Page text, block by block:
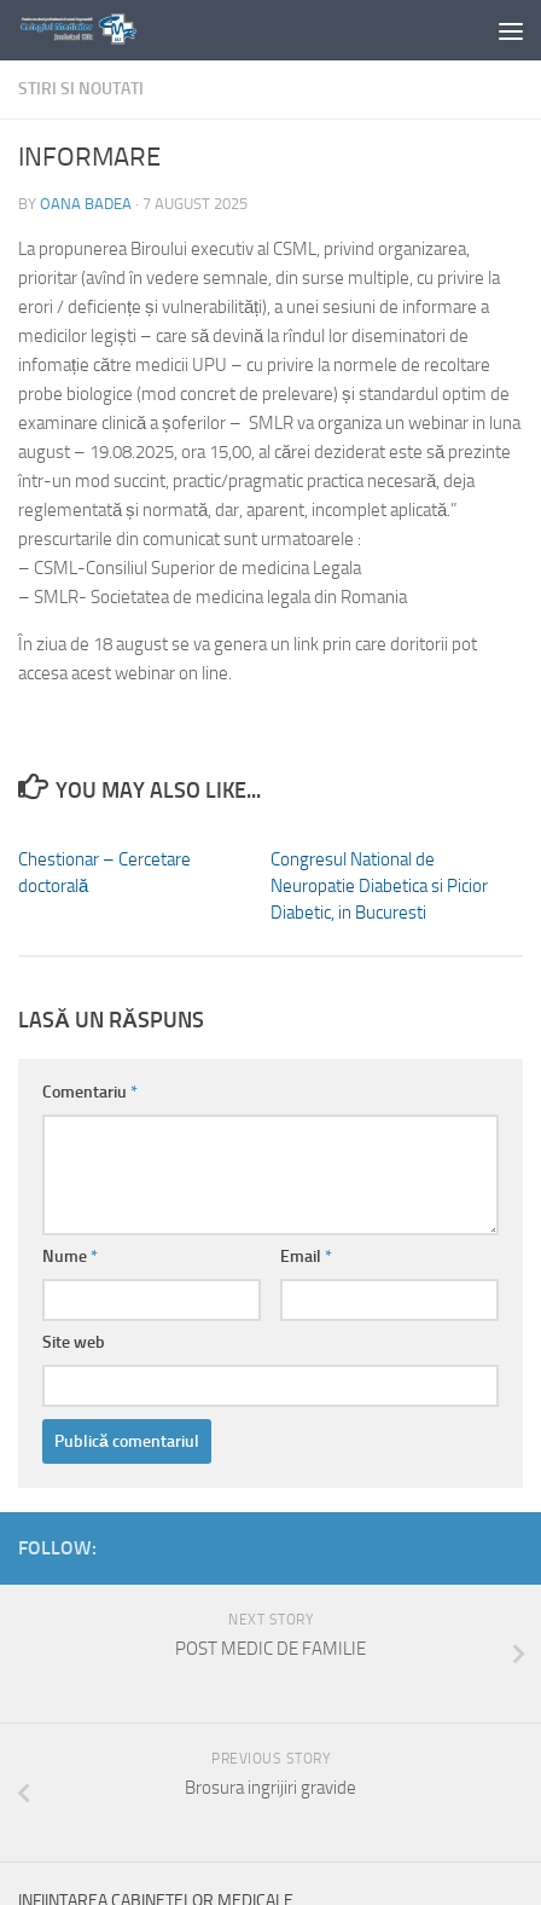
Skip to content
STIRI SI NOUTATI
INFORMARE
BY OANA BADEA · 7 AUGUST 2025
La propunerea Biroului executiv al CSML, privind organizarea,
prioritar (avînd în vedere semnale, din surse multiple, cu privire la
erori / deficiențe și vulnerabilități), a unei sesiuni de informare a
medicilor legiști – care să devină la rîndul lor diseminatori de
infomație către medicii UPU – cu privire la normele de recoltare
probe biologice (mod concret de prelevare) și standardul optim de
examinare clinică a șoferilor – SMLR va organiza un webinar in luna
august – 19.08.2025, ora 15,00, al cărei deziderat este să prezinte
într-un mod succint, practic/pragmatic practica necesară, deja
reglementată și normată, dar, aparent, incomplet aplicată.”
prescurtarile din comunicat sunt urmatoarele :
– CSML-Consiliul Superior de medicina Legala
– SMLR- Societatea de medicina legala din Romania
În ziua de 18 august se va genera un link prin care doritorii pot
accesa acest webinar on line.
YOU MAY ALSO LIKE...
Chestionar – Cercetare
doctorală
Congresul National de
Neuropatie Diabetica si Picior
Diabetic, in Bucuresti
LASĂ UN RĂSPUNS
Comentariu *
Nume* Email *
Site web
FOLLOW:
NEXT STORY
POST MEDIC DE FAMILIE
PREVIOUS STORY
Brosura ingrijiri gravide
INFIINTAREA CABINETELOR MEDICALE